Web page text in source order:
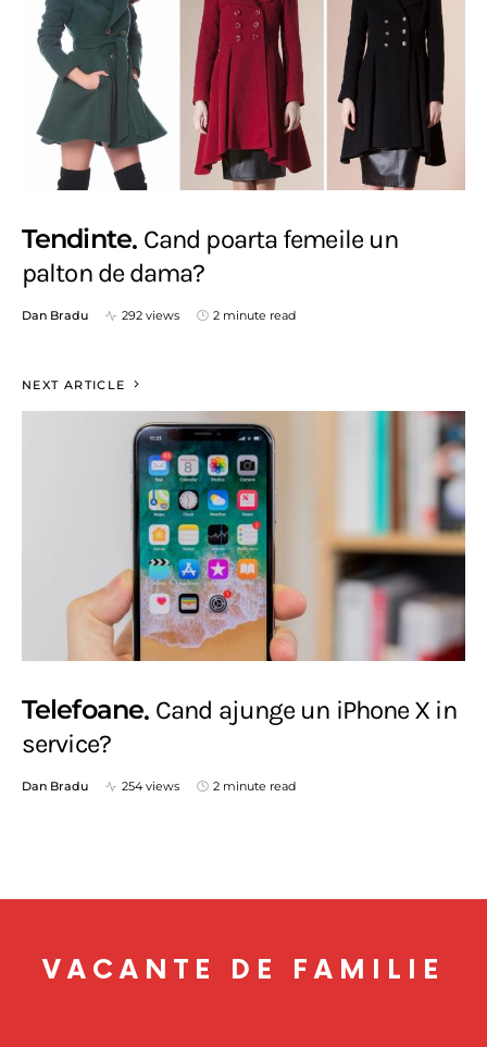
Tendinte Cand poarta femeile un
palton de dama?
Dan Bradu 292 views 2 minute read
NEXT ARTICLE
Telefoane Cand ajunge un iPhone X in
service?
Dan Bradu 254 views 2 minute read
VACANTE DE FAMILIE